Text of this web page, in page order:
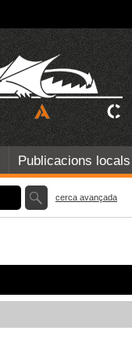
Publicacions locals
cerca avançada